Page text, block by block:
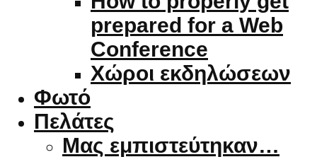
prepared for a Web
Conference
Χώροι εκδηλώσεων
Φωτό
Πελάτες
Μας εμπιστεύτηκαν…